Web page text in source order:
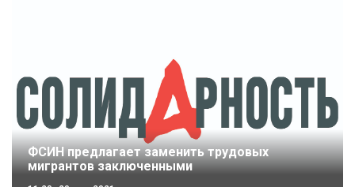
ФСИН предлагает заменить трудовых
мигрантов заключенными